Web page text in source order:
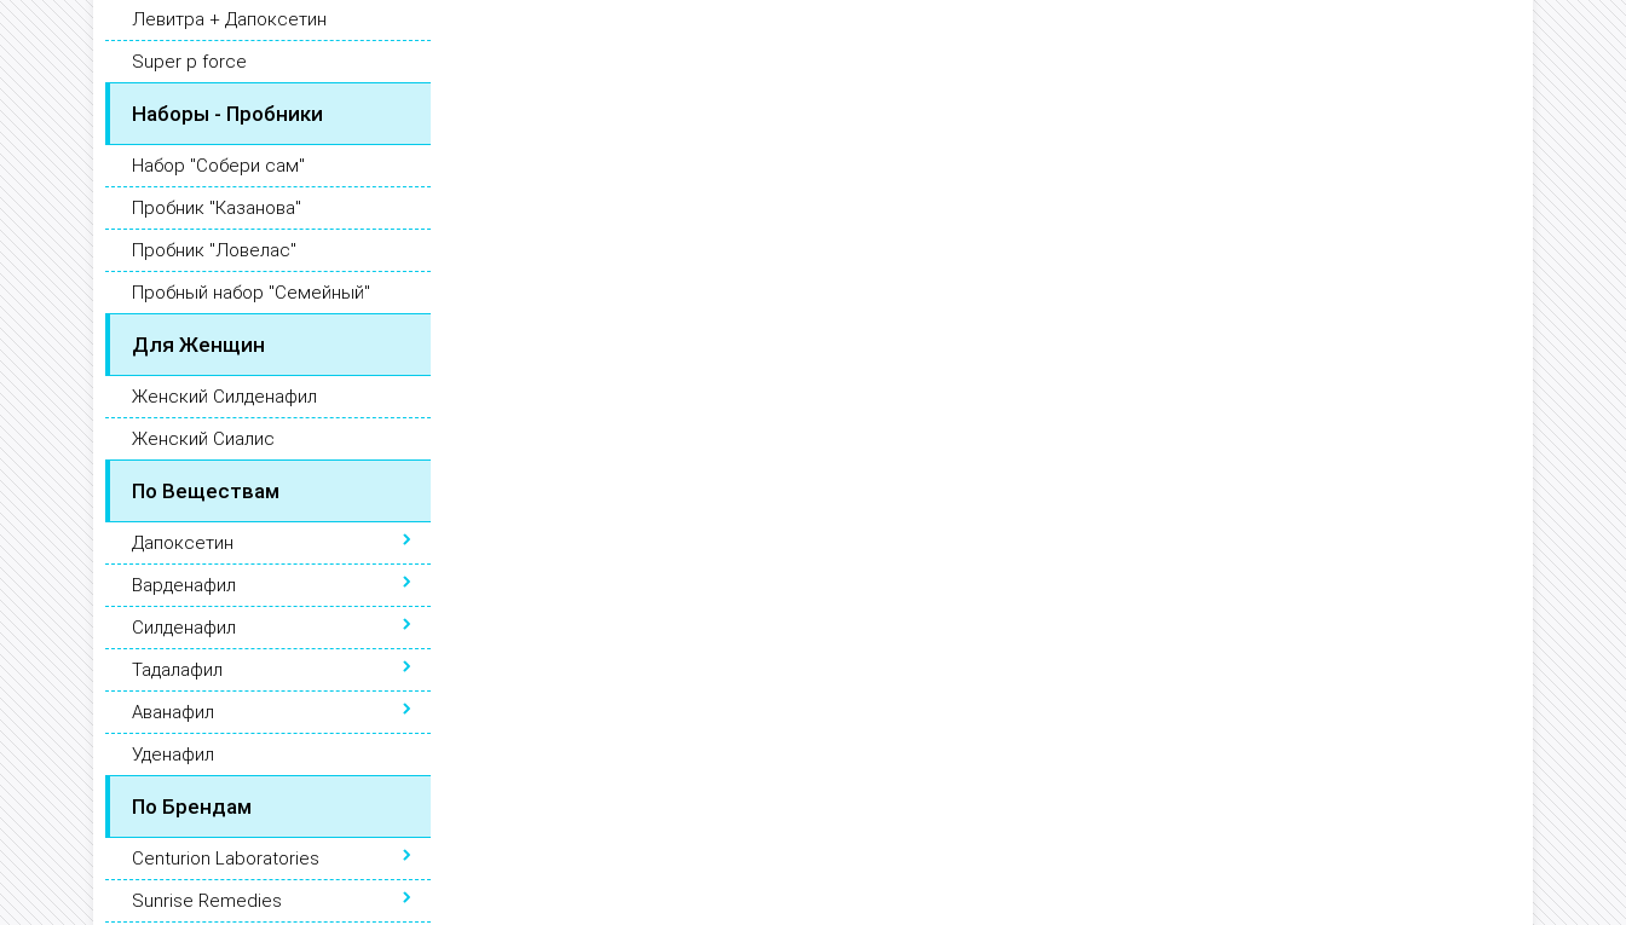
Левитра + Дапоксетин
Super p force
Наборы - Пробники
Набор "Собери сам"
Пробник "Казанова"
Пробник "Ловелас"
Пробный набор "Семейный"
Для Женщин
Женский Силденафил
Женский Сиалис
По Веществам
Дапоксетин
Варденафил
Силденафил
Тадалафил
Аванафил
Уденафил
По Брендам
Centurion Laboratories
Sunrise Remedies